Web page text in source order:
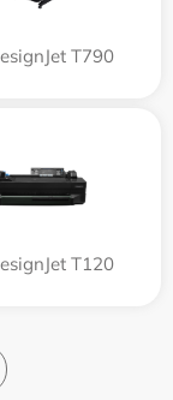
T790
T120